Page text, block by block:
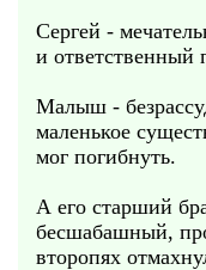
Сергей -
и ответственный
Малыш -
маленькое
мог погибнуть.
А его старший
бесшабашный,
второпях